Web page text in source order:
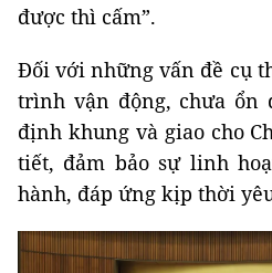
được thì cấm”.
Đối với những vấn đề cụ
trình vận động, chưa
định khung và giao cho
tiết, đảm bảo sự linh
hành, đáp ứng kịp thời